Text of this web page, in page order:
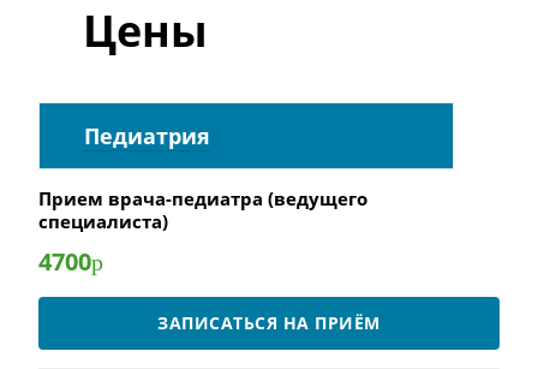
Цены
Педиатрия
Прием врача-педиатра (ведущего
специалиста)
4700р
ЗАПИСАТЬСЯ НА ПРИЁМ